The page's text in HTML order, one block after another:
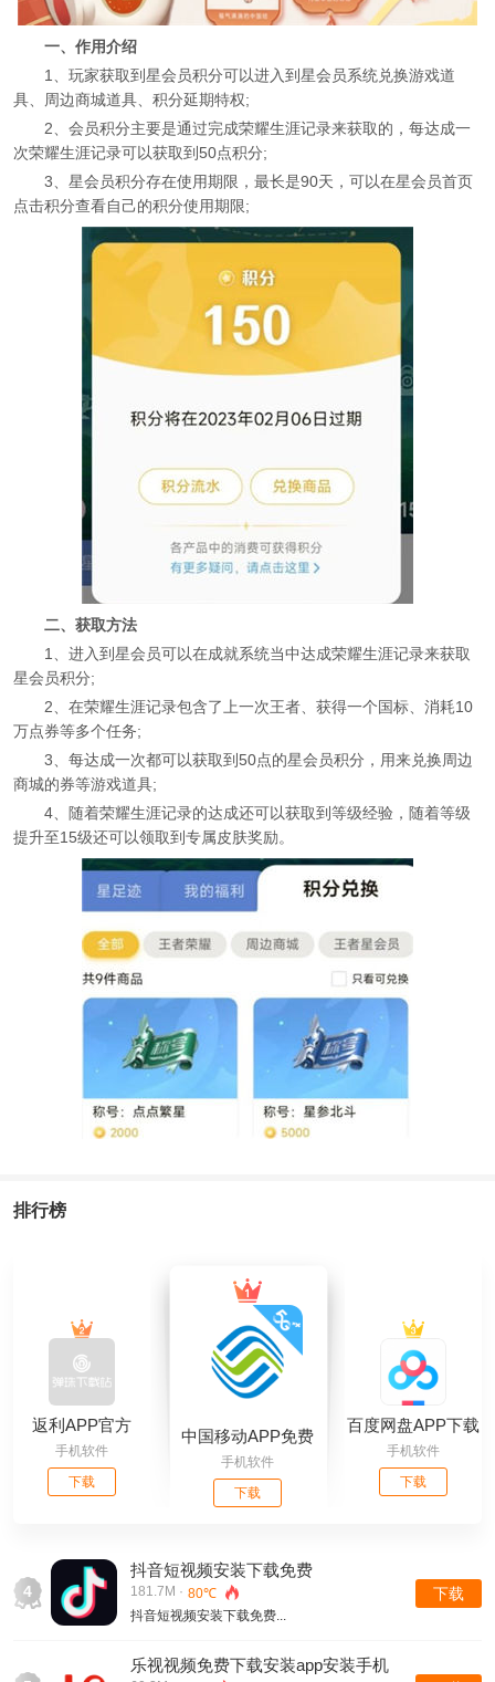
一、作用介绍
1、玩家获取到星会员积分可以进入到星会员系统兑换游戏道
具、周边商城道具、积分延期特权;
2、会员积分主要是通过完成荣耀生涯记录来获取的，每达成一
次荣耀生涯记录可以获取到50点积分;
3、星会员积分存在使用期限，最长是90天，可以在星会员首页
点击积分查看自己的积分使用期限;
二、获取方法
1、进入到星会员可以在成就系统当中达成荣耀生涯记录来获取
星会员积分;
2、在荣耀生涯记录包含了上一次王者、获得一个国标、消耗10
万点券等多个任务;
3、每达成一次都可以获取到50点的星会员积分，用来兑换周边
商城的券等游戏道具;
4、随着荣耀生涯记录的达成还可以获取到等级经验，随着等级
提升至15级还可以领取到专属皮肤奖励。
排行榜
返利APP官方
手机软件
下载
中国移动APP免费
下载安装苹果
手机软件
下载
百度网盘APP下载
安装官方免费下载
手机软件
下载
4
抖音短视频安装下载免费
181.7M · 80℃
抖音短视频安装下载免费...
下载
乐视视频免费下载安装app安装手机